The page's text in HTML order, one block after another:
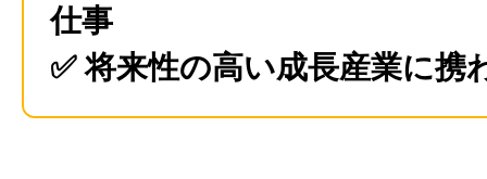
仕事
✅ 将来性の高い成長産業に携